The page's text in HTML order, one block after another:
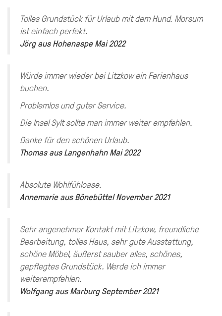
Tolles Grundstück für Urlaub mit dem Hund. Morsum
ist einfach perfekt.
JörgausHohenaspeMai 2022
Würde immer wieder bei Litzkow ein Ferienhaus
buchen.
Problemlos und guter Service.
Die Insel Sylt sollte man immer weiter empfehlen.
Danke für den schönen Urlaub.
ThomasausLangenhahnMai 2022
Absolute Wohlfühloase.
AnnemarieausBönebüttelNovember 2021
Sehr angenehmer Kontakt mit Litzkow, freundliche
Bearbeitung, tolles Haus, sehr gute Ausstattung,
schöne Möbel, äußerst sauber alles, schönes,
gepflegtes Grundstück. Werde ich immer
weiterempfehlen.
WolfgangausMarburgSeptember 2021